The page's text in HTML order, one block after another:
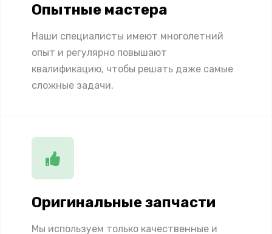
Опытные мастера
Наши специалисты имеют многолетний
опыт и регулярно повышают
квалификацию, чтобы решать даже самые
сложные задачи.
Оригинальные запчасти
Мы используем только качественные и